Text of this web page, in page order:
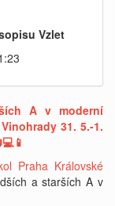
Vzlet
A v moderní
31. 5.-1.
Praha Královské
a starších A v